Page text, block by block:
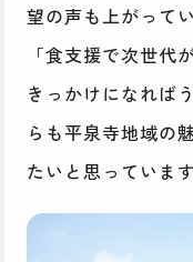
望の声も上がってい
「食支援で次世代
きっかけになれば
らも平泉寺地域の
たいと思っています